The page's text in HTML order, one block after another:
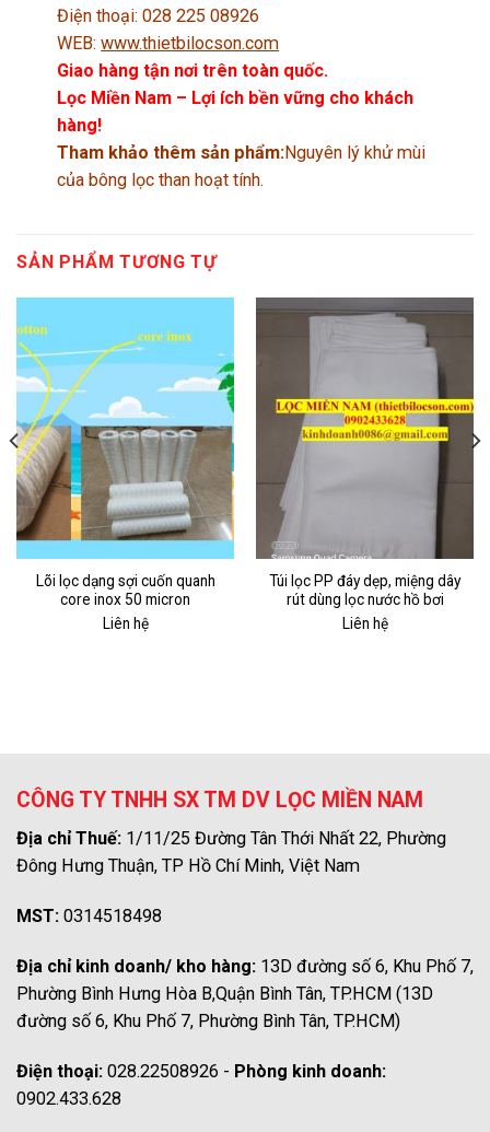
Điện thoại: 028 225 08926
WEB:www.thietbilocson.com
Giao hàng tận nơi trên toàn quốc.
Lọc Miền Nam – Lợi ích bền vững cho khách
hàng!
Tham khảo thêm sản phẩm:Nguyên lý khử mùi
của bông lọc than hoạt tính.
SẢN PHẨM TƯƠNG TỰ
Lõi lọc dạng sợi cuốn quanh
core inox 50 micron
Liên hệ
Túi lọc PP đáy dẹp, miệng dây
rút dùng lọc nước hồ bơi
Liên hệ
CÔNG TY TNHH SX TM DV LỌC MIỀN NAM
Địa chỉ Thuế: 1/11/25 Đường Tân Thới Nhất 22, Phường
Đông Hưng Thuận, TP Hồ Chí Minh, Việt Nam
MST: 0314518498
Địa chỉ kinh doanh/ kho hàng: 13D đường số 6, Khu Phố 7,
Phường Bình Hưng Hòa B,Quận Bình Tân, TP.HCM (13D
đường số 6, Khu Phố 7, Phường Bình Tân, TP.HCM)
Điện thoại: 028.22508926 - Phòng kinh doanh:
0902.433.628